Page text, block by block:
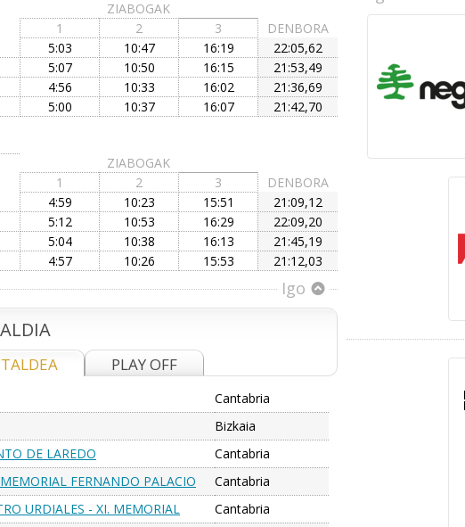
ZIABOGAK
1 2 3
DENBORA
5:03 10:47 16:19
22:05,62
5:07 10:50 16:15
21:53,49
4:56 10:33 16:02
21:36,69
5:00 10:37 16:07 21:42,70
ZIABOGAK
1 2 3
DENBORA
4:59 10:23 15:51
21:09,12
5:12 10:53 16:29
22:09,20
5:04 10:38 16:13
21:45,19
4:57 10:26 15:53 21:12,03
Igo
PLAY OFF
Cantabria
Bizkaia
DE LAREDO
Cantabria
FERNANDO PALACIO
Cantabria
URDIALES - XI. MEMORIAL
Cantabria